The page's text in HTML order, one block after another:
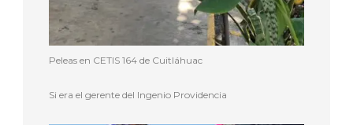
Peleas en CETIS 164 de Cuitláhuac
Si era el gerente del Ingenio Providencia